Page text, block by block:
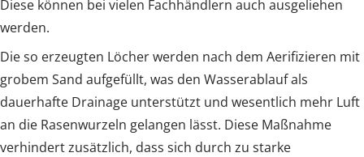
Diese können bei vielen Fachhändlern auch ausgeliehen
werden.
Die so erzeugten Löcher werden nach dem Aerifizieren mit
grobem Sand aufgefüllt, was den Wasserablauf als
dauerhafte Drainage unterstützt und wesentlich mehr Luft
an die Rasenwurzeln gelangen lässt. Diese Maßnahme
verhindert zusätzlich, dass sich durch zu starke